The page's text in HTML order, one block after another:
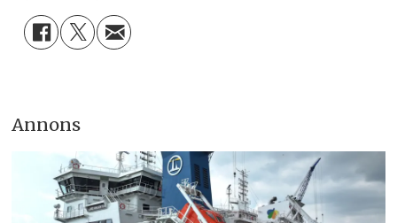
Annons